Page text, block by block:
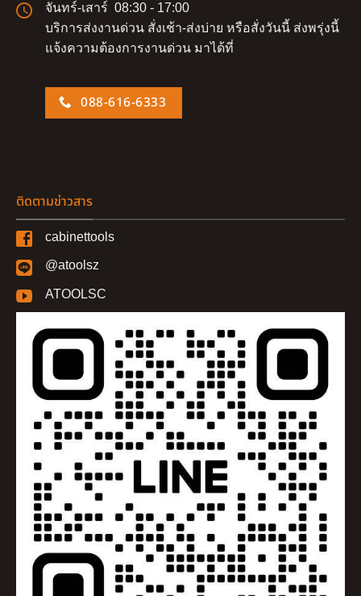
จันทร์-เสาร์ 08:30 - 17:00
บริการส่งงานด่วน สั่งเช้า-ส่งบ่าย หรือสั่งวันนี้ ส่งพรุ่งนี้
แจ้งความต้องการงานด่วน มาได้ที่
088-616-6333
ติดตามข่าวสาร
cabinettools
@atoolsz
ATOOLSC